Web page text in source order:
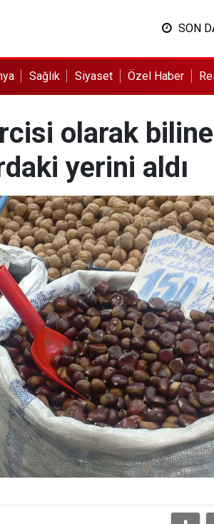
SON
Sağlık Siyaset Özel Haber
olarak
yerini aldı